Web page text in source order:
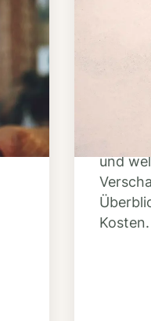
und
Kosten.